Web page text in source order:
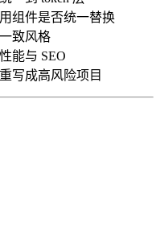
组件是否统一替换
致风格
能与 SEO
写成高风险项目